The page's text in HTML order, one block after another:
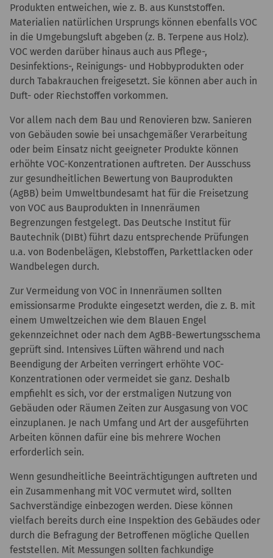
Produkten entweichen, wie z. B. aus Kunststoffen.
Materialien natürlichen Ursprungs können ebenfalls VOC
in die Umgebungsluft abgeben (z. B. Terpene aus Holz).
VOC werden darüber hinaus auch aus Pflege-,
Desinfektions-, Reinigungs- und Hobbyprodukten oder
durch Tabakrauchen freigesetzt. Sie können aber auch in
Duft- oder Riechstoffen vorkommen.
Vor allem nach dem Bau und Renovieren bzw. Sanieren
von Gebäuden sowie bei unsachgemäßer Verarbeitung
oder beim Einsatz nicht geeigneter Produkte können
erhöhte VOC-Konzentrationen auftreten. Der Ausschuss
zur gesundheitlichen Bewertung von Bauprodukten
(AgBB) beim Umweltbundesamt hat für die Freisetzung
von VOC aus Bauprodukten in Innenräumen
Begrenzungen festgelegt. Das Deutsche Institut für
Bautechnik (DIBt) führt dazu entsprechende Prüfungen
u.a. von Bodenbelägen, Klebstoffen, Parkettlacken oder
Wandbelegen durch.
Zur Vermeidung von VOC in Innenräumen sollten
emissionsarme Produkte eingesetzt werden, die z. B. mit
einem Umweltzeichen wie dem Blauen Engel
gekennzeichnet oder nach dem AgBB-Bewertungsschema
geprüft sind. Intensives Lüften während und nach
Beendigung der Arbeiten verringert erhöhte VOC-
Konzentrationen oder vermeidet sie ganz. Deshalb
empfiehlt es sich, vor der erstmaligen Nutzung von
Gebäuden oder Räumen Zeiten zur Ausgasung von VOC
einzuplanen. Je nach Umfang und Art der ausgeführten
Arbeiten können dafür eine bis mehrere Wochen
erforderlich sein.
Wenn gesundheitliche Beeinträchtigungen auftreten und
ein Zusammenhang mit VOC vermutet wird, sollten
Sachverständige einbezogen werden. Diese können
vielfach bereits durch eine Inspektion des Gebäudes oder
durch die Befragung der Betroffenen mögliche Quellen
feststellen. Mit Messungen sollten fachkundige